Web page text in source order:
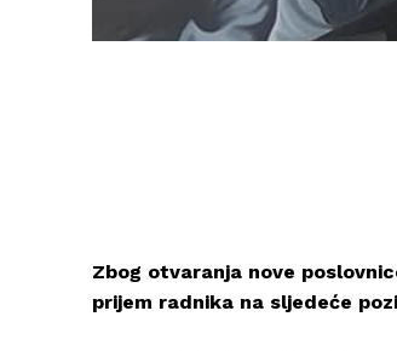
Zbog otvaranja nove
prijem radnika na sljedeće